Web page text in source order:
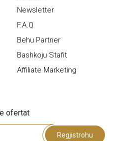
Newsletter
F.A.Q
Behu Partner
Bashkoju Stafit
Affiliate Marketing
ofertat
Regjistrohu